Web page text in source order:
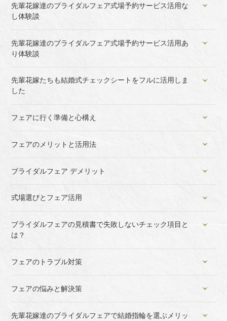
先輩花嫁達のブライダルフェア式場予約サービス活用な
し体験談
先輩花嫁達のブライダルフェア式場予約サービス活用あ
り体験談
先輩花嫁たちも結婚式チェックシートをフルに活用しま
した
フェアに行く準備と心構え
フェアのメリットと活用法
ブライダルフェア デメリット
式場選びとフェア活用
ブライダルフェアの見積書で失敗しないチェック項目と
は？
フェアのトラブル対策
フェアの悩みと解決策
先輩花嫁達のブライダルフェアで結婚指輪を選ぶメリッ